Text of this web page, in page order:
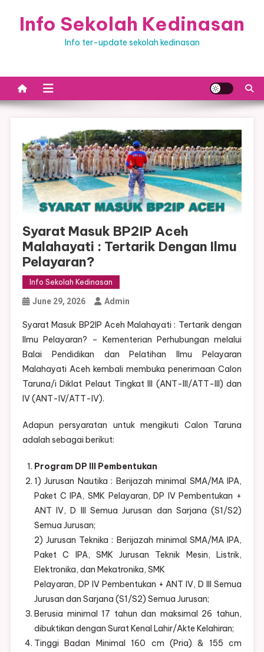
Info Sekolah Kedinasan
Info ter-update sekolah kedinasan
Syarat Masuk BP2IP Aceh
Malahayati : Tertarik Dengan Ilmu
Pelayaran?
Info Sekolah Kedinasan
June 29, 2026 Admin
Syarat Masuk BP2IP Aceh Malahayati : Tertarik dengan
Ilmu Pelayaran? – Kementerian Perhubungan melalui
Balai Pendidikan dan Pelatihan Ilmu Pelayaran
Malahayati Aceh kembali membuka penerimaan Calon
Taruna/i Diklat Pelaut Tingkat III (ANT-III/ATT-III) dan
IV (ANT-IV/ATT-IV).
Adapun persyaratan untuk mengikuti Calon Taruna
adalah sebagai berikut:
Program DP III Pembentukan
1) Jurusan Nautika : Berijazah minimal SMA/MA IPA,
Paket C IPA, SMK Pelayaran, DP IV Pembentukan +
ANT IV, D III Semua Jurusan dan Sarjana (S1/S2)
Semua Jurusan;
2) Jurusan Teknika : Berijazah minimal SMA/MA IPA,
Paket C IPA, SMK Jurusan Teknik Mesin, Listrik,
Elektronika, dan Mekatronika, SMK
Pelayaran, DP IV Pembentukan + ANT IV, D III Semua
Jurusan dan Sarjana (S1/S2) Semua Jurusan;
Berusia minimal 17 tahun dan maksimal 26 tahun,
dibuktikan dengan Surat Kenal Lahir/Akte Kelahiran;
Tinggi Badan Minimal 160 cm (Pria) & 155 cm